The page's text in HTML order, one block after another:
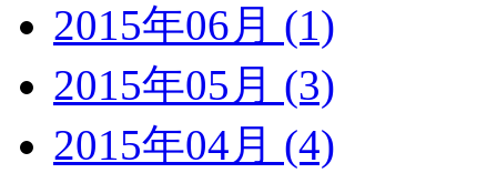
2015年06月 (1)
2015年05月 (3)
2015年04月 (4)